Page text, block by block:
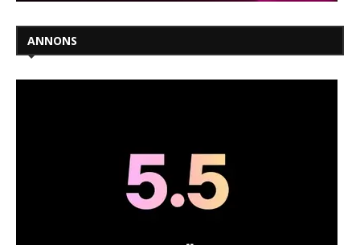
ANNONS